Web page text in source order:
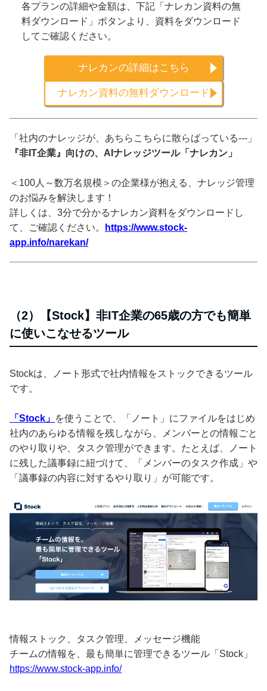
各プランの詳細や金額は、下記「ナレカン資料の無
料ダウンロード」ボタンより、資料をダウンロード
してご確認ください。
ナレカンの詳細はこちら
ナレカン資料の無料ダウンロード
「社内のナレッジが、あちらこちらに散らばっている---」
『非IT企業』向けの、AIナレッジツール「ナレカン」
＜100人～数万名規模＞の企業様が抱える、ナレッジ管理
のお悩みを解決します！
詳しくは、3分で分かるナレカン資料をダウンロードし
て、ご確認ください。
https://www.stock-
app.info/narekan/
（2）【Stock】非IT企業の65歳の方でも簡単
に使いこなせるツール
Stockは、ノート形式で社内情報をストックできるツール
です。
「Stock」 を使うことで、「ノート」にファイルをはじめ
社内のあらゆる情報を残しながら、メンバーとの情報ごと
のやり取りや、タスク管理ができます。たとえば、ノート
に残した議事録に紐づけて、「メンバーのタスク作成」や
「議事録の内容に対するやり取り」が可能です。
情報ストック、タスク管理、メッセージ機能
チームの情報を、最も簡単に管理できるツール「Stock」
https://www.stock-app.info/